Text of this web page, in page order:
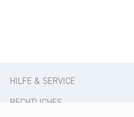
HILFE & SERVICE
RECHTLICHES